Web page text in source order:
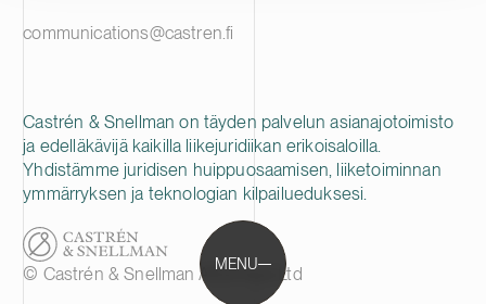
MENU
Castrén & Snellman on täyden palvelun asianajotoimisto
ja edelläkävijä kaikilla liikejuridiikan erikoisaloilla.
Yhdistämme juridisen huippuosaamisen, liiketoiminnan
ymmärryksen ja teknologian kilpailueduksesi.
© Castrén & Snellman Attorneys Ltd
communications@castren.fi